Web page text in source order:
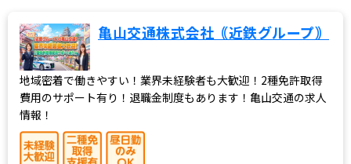
亀山交通株式会社｟近鉄グループ｠
地域密着で働きやすい！業界未経験者も大歓迎！2種免許取得
費用のサポート有り！退職金制度もあります！亀山交通の求人
情報！